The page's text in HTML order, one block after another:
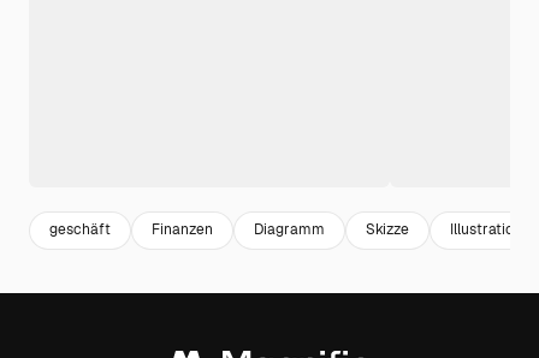
geschäft Finanzen Diagramm Skizze Illustration